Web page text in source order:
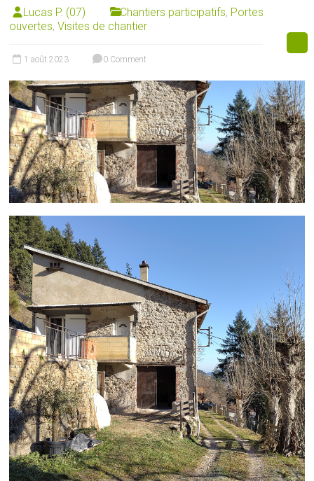
Lucas P. (07) Chantiers participatifs, Portes
ouvertes,Visites de chantier
1 août 2023 0 Comment